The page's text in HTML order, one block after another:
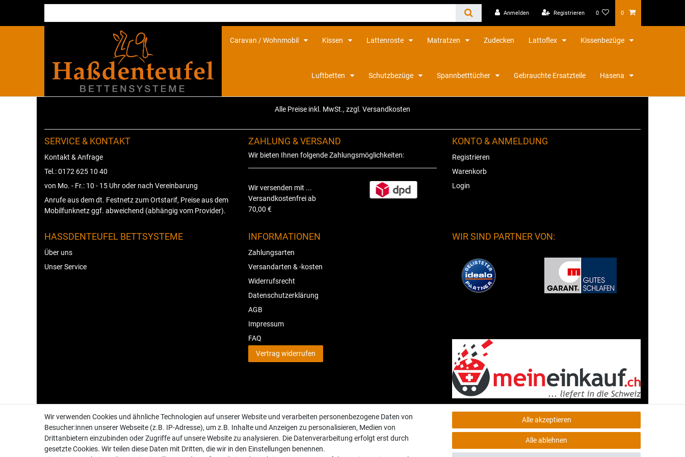
Anmelden Registrieren 0 0
Caravan / Wohnmobil Kissen Lattenroste Matratzen Zudecken Lattoflex Kissenbezüge
Luftbetten Schutzbezüge Spannbetttücher Gebrauchte Ersatzteile Hasena
Alle Preise inkl. MwSt., zzgl. Versandkosten
SERVICE & KONTAKT
Kontakt & Anfrage
Tel.: 0172 625 10 40
von Mo. - Fr.: 10 - 15 Uhr oder nach Vereinbarung
Anrufe aus dem dt. Festnetz zum Ortstarif, Preise aus dem
Mobilfunknetz ggf. abweichend (abhängig vom Provider).
ZAHLUNG & VERSAND
Wir bieten Ihnen folgende Zahlungsmöglichkeiten:
Wir versenden mit ...
Versandkostenfrei ab
70,00 €
KONTO & ANMELDUNG
Registrieren
Warenkorb
Login
HASSDENTEUFEL BETTSYSTEME
Über uns
Unser Service
INFORMATIONEN
Zahlungsarten
Versandarten & -kosten
Widerrufsrecht
Datenschutzerklärung
AGB
Impressum
FAQ
Vertrag widerrufen
WIR SIND PARTNER VON:
Wir verwenden Cookies und ähnliche Technologien auf unserer Website und verarbeiten personenbezogene Daten von
Besucher:innen unserer Webseite (z.B. IP-Adresse), um z.B. Inhalte und Anzeigen zu personalisieren, Medien von
Drittanbietern einzubinden oder Zugriffe auf unsere Website zu analysieren. Die Datenverarbeitung erfolgt erst durch
gesetzte Cookies. Wir teilen diese Daten mit Dritten, die wir in den Einstellungen benennen.
Alle akzeptieren
Alle ablehnen